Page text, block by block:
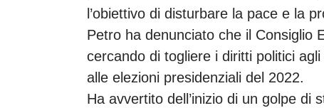
l’obiettivo di disturbare la pace e la
Petro ha denunciato che il Consiglio
cercando di togliere i diritti politici
alle elezioni presidenziali del 2022.
Ha avvertito dell’inizio di un golpe